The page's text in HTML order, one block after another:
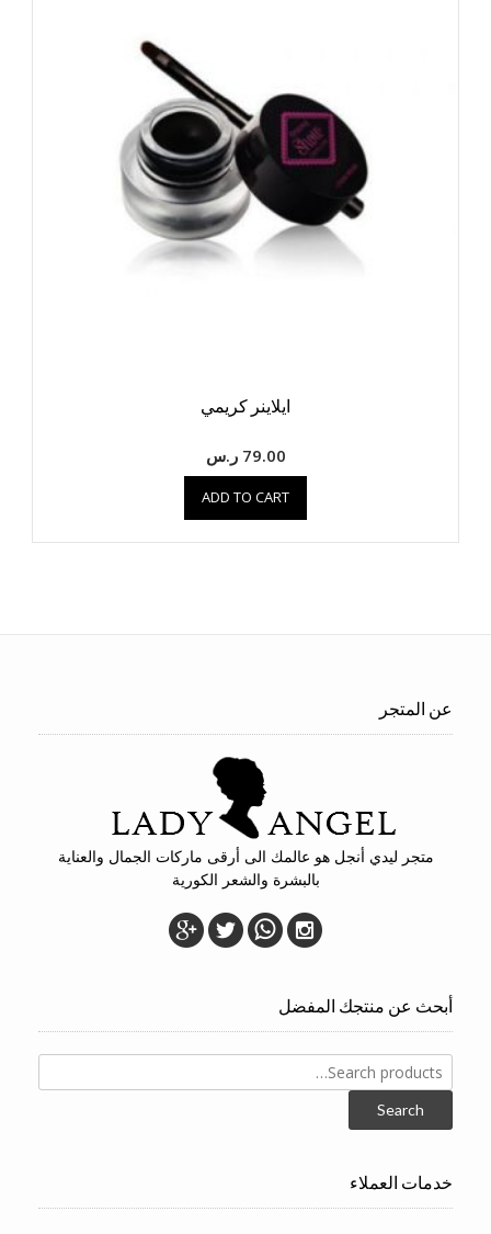
ايلاينر كريمي
79.00 ر.س
ADD TO CART
عن المتجر
متجر ليدي أنجل هو عالمك الى أرقى ماركات الجمال والعناية
بالبشرة والشعر الكورية
أبحث عن منتجك المفضل
Search
for:
Search
خدمات العملاء